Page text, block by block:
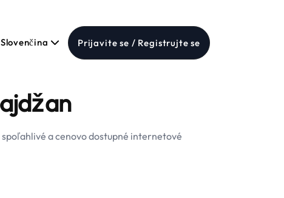
Slovenčina Prijavite se / Registrujte se
a cenovo dostupné internetové